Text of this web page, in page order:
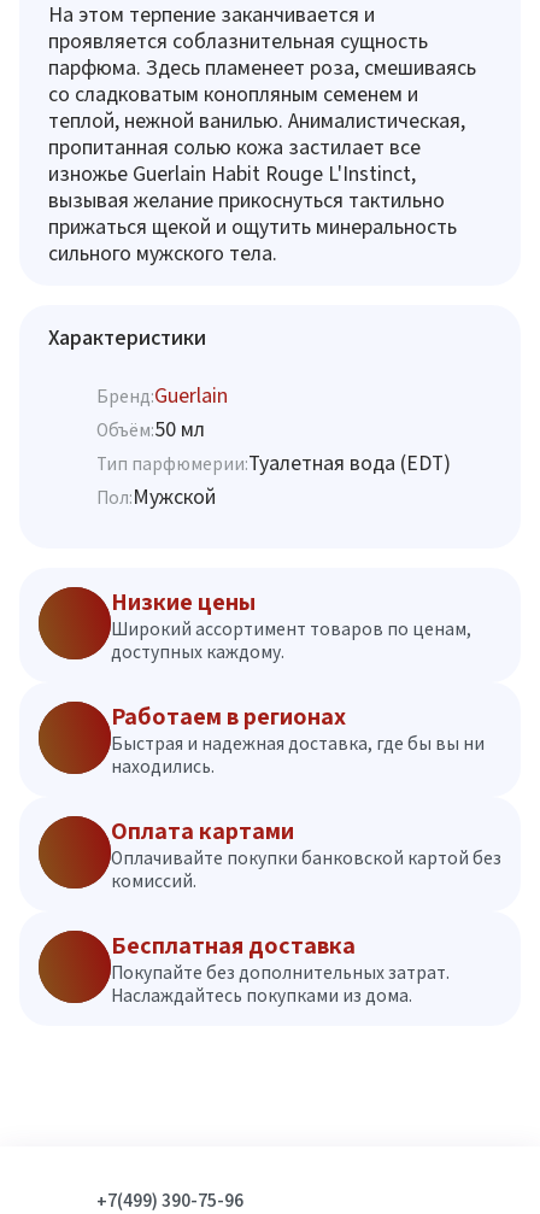
На этом терпение заканчивается и
проявляется соблазнительная сущность
парфюма. Здесь пламенеет роза, смешиваясь
со сладковатым конопляным семенем и
теплой, нежной ванилью. Анималистическая,
пропитанная солью кожа застилает все
изножье Guerlain Habit Rouge L'Instinct,
вызывая желание прикоснуться тактильно
прижаться щекой и ощутить минеральность
сильного мужского тела.
Характеристики
Бренд:Guerlain
Объём:50 мл
Тип парфюмерии:Туалетная вода (EDT)
Пол:Мужской
Низкие цены
Широкий ассортимент товаров по ценам,
доступных каждому.
Работаем в регионах
Быстрая и надежная доставка, где бы вы ни
находились.
Оплата картами
Оплачивайте покупки банковской картой без
комиссий.
Бесплатная доставка
Покупайте без дополнительных затрат.
Наслаждайтесь покупками из дома.
+7(499) 390-75-96